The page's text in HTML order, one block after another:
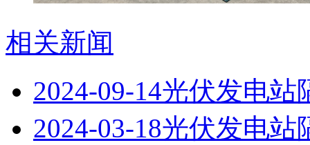
相关新闻
2024-09-14光伏发电站
2024-03-18光伏发电站